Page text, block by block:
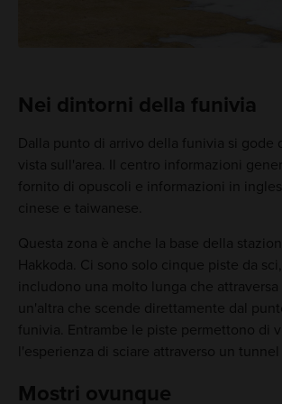
Nei dintorni della funivia
Dalla punto di arrivo della funivia si gode
vista sull'area. Il centro informazioni
fornito di opuscoli e informazioni in
cinese e taiwanese.
Questa zona è anche la base della
Hakkoda. Ci sono solo cinque piste da
includono una molto lunga che
un'altra che scende direttamente dal
funivia. Entrambe le piste permettono di
l'esperienza di sciare attraverso un tunnel
Mostri ovunque